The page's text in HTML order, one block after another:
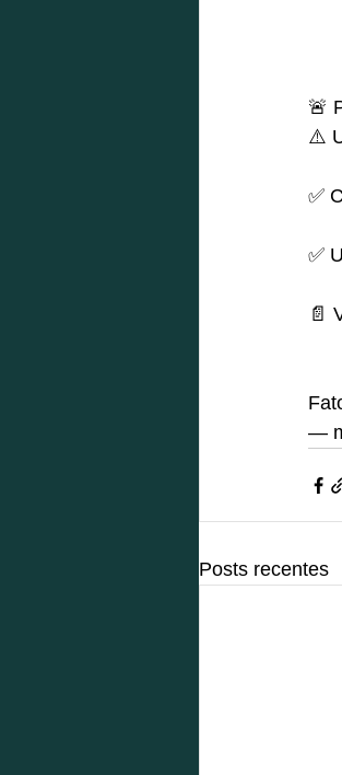
🚨
⚠️
✅
✅
📄
—
Posts recentes